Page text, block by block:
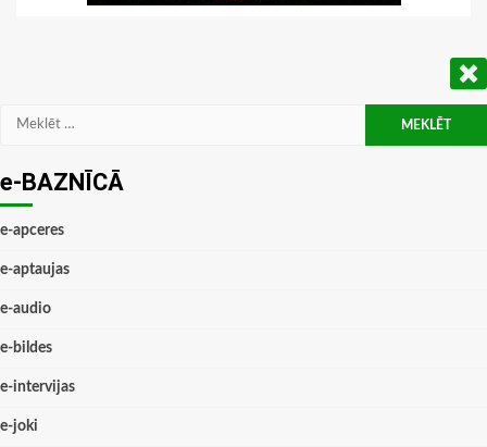
Meklēt:
e-BAZNĪCĀ
e-apceres
e-aptaujas
e-audio
e-bildes
e-intervijas
e-joki